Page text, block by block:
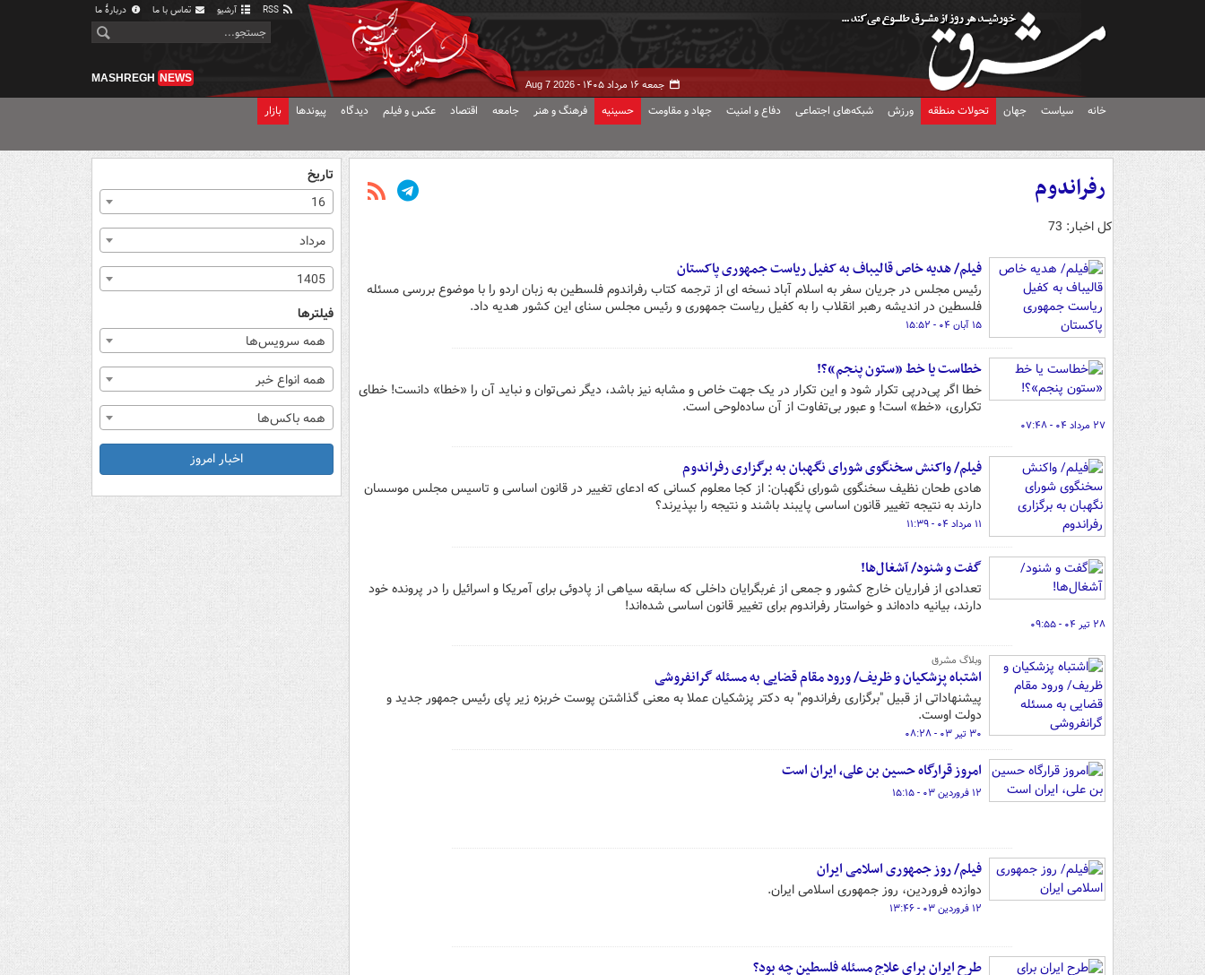
آرشیو تماس با ما دربارهٔ ما
جمعه ۱۶ مرداد ۱۴۰۵ - Aug 7 2026
MASHREGH NEWS
خانه سیاست جهان تحولات منطقه ورزش شبکه‌های اجتماعی دفاع و امنیت جهاد و مقاومت حسینیه فرهنگ و هنر جامعه اقتصاد عکس و فیلم دیدگاه پیوندها بازار
رفراندوم
کل اخبار: 73
فیلم/ هدیه خاص قالیباف به کفیل ریاست جمهوری پاکستان
رئیس مجلس در جریان سفر به اسلام آباد نسخه ای از ترجمه کتاب رفراندوم فلسطین به زبان اردو را با موضوع بررسی مسئله
فلسطین در اندیشه رهبر انقلاب را به کفیل ریاست جمهوری و رئیس مجلس سنای این کشور هدیه داد.
۱۵ آبان ۰۴ - ۱۵:۵۲
خطاست یا خط «ستون پنجم»؟!
خطا اگر پی‌درپی تکرار شود و این تکرار در یک جهت خاص و مشابه نیز باشد، دیگر نمی‌توان و نباید آن را «‌خطا» دانست! خطای
تکراری، «‌خط‌» است! و عبور بی‌تفاوت از آن ساده‌لوحی است.
۲۷ مرداد ۰۴ - ۰۷:۴۸
فیلم/ واکنش سخنگوی شورای نگهبان به برگزاری رفراندوم
هادی طحان نظیف سخنگوی شورای نگهبان: از کجا معلوم کسانی که ادعای تغییر در قانون اساسی و تاسیس مجلس موسسان
دارند به نتیجه تغییر قانون اساسی پایبند باشند و نتیجه را بپذیرند؟
۱۱ مرداد ۰۴ - ۱۱:۳۹
گفت و شنود/ آشغال‌ها!
تعدادی از فراریان خارج کشور و جمعی از غربگرایان داخلی که سابقه سیاهی از پادوئی برای آمریکا و اسرائیل را در پرونده خود
دارند، بیانیه داده‌اند و خواستار رفراندوم برای تغییر قانون اساسی شده‌اند!
۲۸ تیر ۰۴ - ۰۹:۵۵
وبلاگ مشرق
اشتباه پزشکیان و ظریف/ ورود مقام قضایی به مسئله گرانفروشی
پیشنهاداتی از قبیل "برگزاری رفراندوم" به دکتر پزشکیان عملا به معنی گذاشتن پوست خربزه زیر پای رئیس جمهور جدید و
دولت اوست.
۳۰ تیر ۰۳ - ۰۸:۲۸
امروز قرارگاه حسین بن علی، ایران است
۱۲ فروردین ۰۳ - ۱۵:۱۵
فیلم/ روز جمهوری اسلامی ایران
دوازده فروردین، روز جمهوری اسلامی ایران.
۱۲ فروردین ۰۳ - ۱۳:۴۶
طرح ایران برای علاج مسئله فلسطین چه بود؟
تاریخ
16
مرداد
1405
فیلترها
همه سرویس‌ها
همه انواع خبر
همه باکس‌ها
اخبار امروز